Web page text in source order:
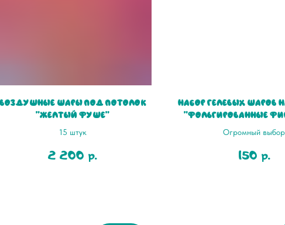
Воздушные шары под потолок
"Желтый фуше"
15 штук
2 200 р.
Набор гелевых шаров
"Фольгированные
палочке"
Огромный выбор
150 р.